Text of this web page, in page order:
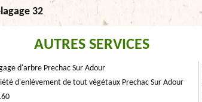
32
AUTRES SERVICES
d'arbre Prechac Sur Adour
d'enlèvement de tout végétaux Prechac Sur Adour